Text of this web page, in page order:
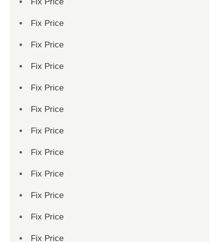
Fix Price
Fix Price
Fix Price
Fix Price
Fix Price
Fix Price
Fix Price
Fix Price
Fix Price
Fix Price
Fix Price